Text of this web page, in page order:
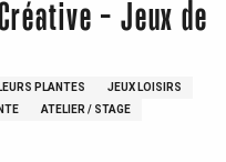
- Jeux de
PLANTES
JEUX LOISIRS
ATELIER / STAGE